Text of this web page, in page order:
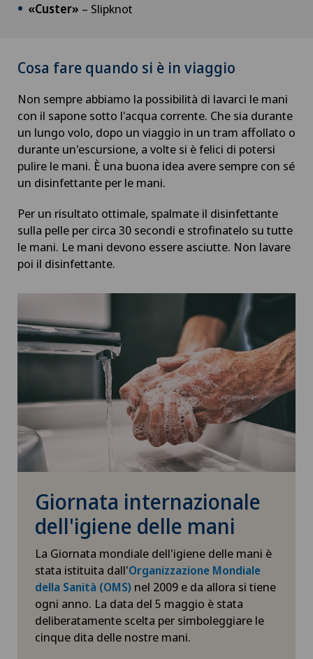
«Custer» – Slipknot
Cosa fare quando si è in viaggio
Non sempre abbiamo la possibilità di lavarci le mani
con il sapone sotto l'acqua corrente. Che sia durante
un lungo volo, dopo un viaggio in un tram affollato o
durante un'escursione, a volte si è felici di potersi
pulire le mani. È una buona idea avere sempre con sé
un disinfettante per le mani.
Per un risultato ottimale, spalmate il disinfettante
sulla pelle per circa 30 secondi e strofinatelo su tutte
le mani. Le mani devono essere asciutte. Non lavare
poi il disinfettante.
Giornata internazionale
dell'igiene delle mani
La Giornata mondiale dell'igiene delle mani è
stata istituita dall'Organizzazione Mondiale
della Sanità (OMS) nel 2009 e da allora si tiene
ogni anno. La data del 5 maggio è stata
deliberatamente scelta per simboleggiare le
cinque dita delle nostre mani.